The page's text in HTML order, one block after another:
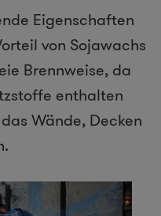
Eigenschaften
von Sojawachs
Brennweise, da
enthalten
Wände, Decken